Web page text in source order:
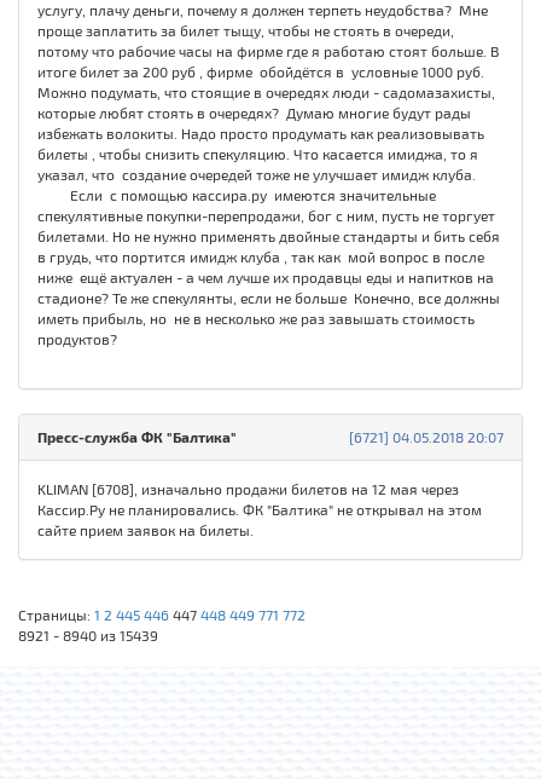
услугу, плачу деньги, почему я должен терпеть неудобства? Мне
проще заплатить за билет тыщу, чтобы не стоять в очереди,
потому что рабочие часы на фирме где я работаю стоят больше. В
итоге билет за 200 руб , фирме обойдётся в условные 1000 руб.
Можно подумать, что стоящие в очередях люди - садомазахисты,
которые любят стоять в очередях? Думаю многие будут рады
избежать волокиты. Надо просто продумать как реализовывать
билеты , чтобы снизить спекуляцию. Что касается имиджа, то я
указал, что создание очередей тоже не улучшает имидж клуба.
Если с помощью кассира.ру имеются значительные
спекулятивные покупки-перепродажи, бог с ним, пусть не торгует
билетами. Но не нужно применять двойные стандарты и бить себя
в грудь, что портится имидж клуба , так как мой вопрос в после
ниже ещё актуален - а чем лучше их продавцы еды и напитков на
стадионе? Те же спекулянты, если не больше Конечно, все должны
иметь прибыль, но не в несколько же раз завышать стоимость
продуктов?
[6721] 04.05.2018 20:07
Пресс-служба ФК "Балтика"
KLIMAN [6708], изначально продажи билетов на 12 мая через
Кассир.Ру не планировались. ФК "Балтика" не открывал на этом
сайте прием заявок на билеты.
Страницы: 1 2 445 446 447 448 449 771 772
8921 - 8940 из 15439